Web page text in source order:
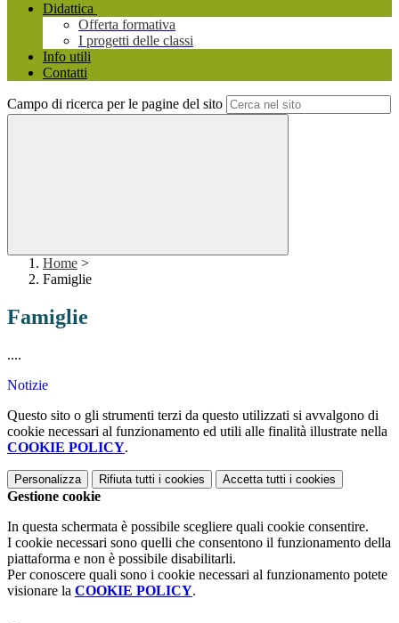
Didattica
Offerta formativa
I progetti delle classi
Info utili
Contatti
Campo di ricerca per le pagine del sito
Home >
Famiglie
Famiglie
....
Notizie
Questo sito o gli strumenti terzi da questo utilizzati si avvalgono di
cookie necessari al funzionamento ed utili alle finalità illustrate nella
COOKIE POLICY.
Personalizza Rifiuta tutti i cookies Accetta tutti i cookies
Gestione cookie
In questa schermata è possibile scegliere quali cookie consentire.
I cookie necessari sono quelli che consentono il funzionamento della
piattaforma e non è possibile disabilitarli.
Per conoscere quali sono i cookie necessari al funzionamento potete
visionare la COOKIE POLICY.